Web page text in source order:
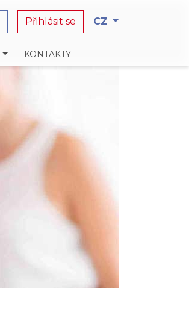
Přihlásit se CZ
KONTAKTY